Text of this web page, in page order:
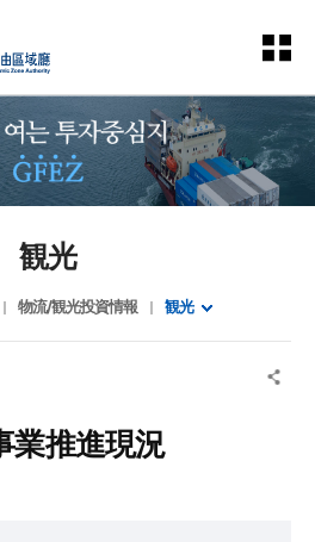
観光
物流/観光投資情報 観光
業推進現況